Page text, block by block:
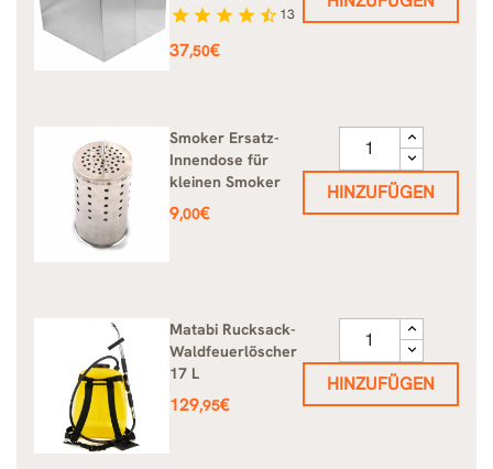
star star star star star_half 13
Preis
37,50€
Smoker Ersatz-
Innendose für
kleinen Smoker
Preis
9,00€
HINZUFÜGEN
Matabi Rucksack-
Waldfeuerlöscher
17 L
Preis
129,95€
HINZUFÜGEN